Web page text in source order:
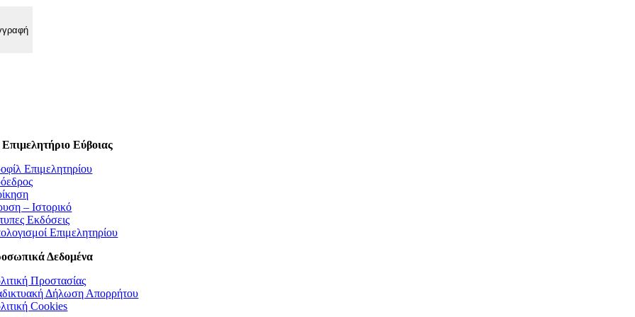
Εύβοιας
Επιμελητηρίου
– Ιστορικό
Εκδόσεις
Επιμελητηρίου
Δεδομένα
Προστασίας
Δήλωση Απορρήτου
Cookies